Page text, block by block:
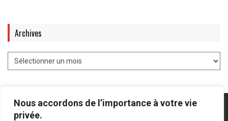
Nous accordons de l’importance à votre vie
privée.
Archives